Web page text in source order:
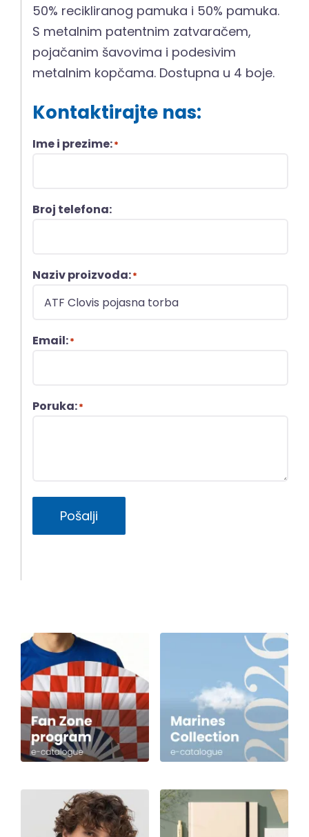
50% recikliranog pamuka i 50% pamuka.
S metalnim patentnim zatvaračem,
pojačanim šavovima i podesivim
metalnim kopčama. Dostupna u 4 boje.
Kontaktirajte nas:
Ime i prezime:*
Broj telefona:
Naziv proizvoda:*
Email:*
Poruka:*
Pošalji